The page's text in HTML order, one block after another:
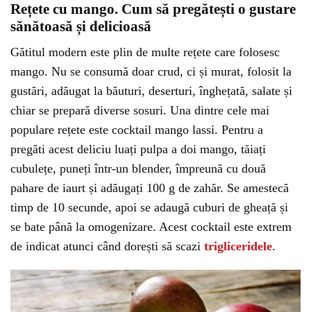
Rețete cu mango. Cum să pregătești o gustare
sănătoasă și delicioasă
Gătitul modern este plin de multe rețete care folosesc
mango. Nu se consumă doar crud, ci și murat, folosit la
gustări, adăugat la băuturi, deserturi, înghețată, salate și
chiar se prepară diverse sosuri. Una dintre cele mai
populare rețete este cocktail mango lassi. Pentru a
pregăti acest deliciu luați pulpa a doi mango, tăiați
cubulețe, puneți într-un blender, împreună cu două
pahare de iaurt și adăugați 100 g de zahăr. Se amestecă
timp de 10 secunde, apoi se adaugă cuburi de gheață și
se bate până la omogenizare. Acest cocktail este extrem
de indicat atunci când dorești să scazi trigliceridele.